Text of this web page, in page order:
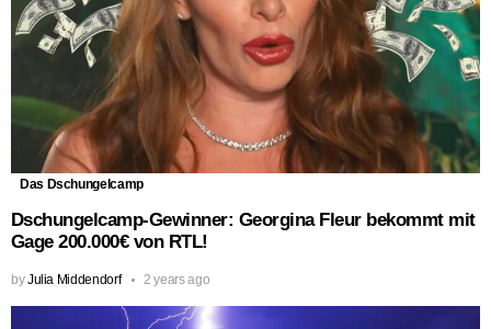
Das Dschungelcamp
Dschungelcamp-Gewinner: Georgina Fleur bekommt mit
Gage 200.000€ von RTL!
byJulia Middendorf 2 years ago